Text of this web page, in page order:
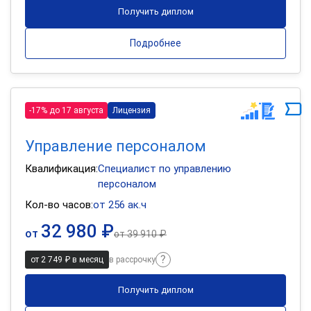
Получить диплом
Подробнее
-17% до 17 августа Лицензия
Управление персоналом
Квалификация:Специалист по управлению
персоналом
Кол-во часов:от 256 ак.ч
от 32 980 ₽от39 910 ₽
от 2 749 ₽ в месяц в рассрочку
Получить диплом